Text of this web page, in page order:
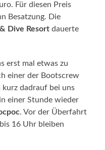
Für diesen Preis
Besatzung. Die
Dive Resort dauerte
erst mal etwas zu
einer der Bootscrew
kurz dadrauf bei uns
einer Stunde wieder
. Vor der Überfahrt
16 Uhr bleiben